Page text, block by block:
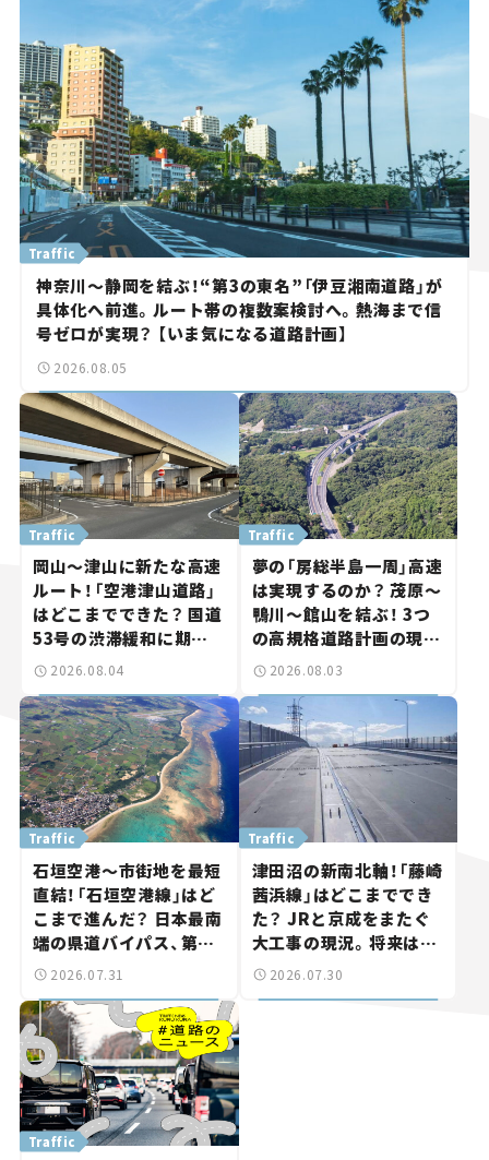
Traffic
神奈川～静岡を結ぶ！“第3の東名”「伊豆湘南道路」が
具体化へ前進。ルート帯の複数案検討へ。熱海まで信
号ゼロが実現？ 【いま気になる道路計画】
2026.08.05
Traffic
岡山～津山に新たな高速
ルート！「空港津山道路」
はどこまでできた？ 国道
53号の渋滞緩和に期待。
岡山市側でも動きが【い
2026.08.04
Traffic
夢の「房総半島一周」高速
は実現するのか？ 茂原～
鴨川～館山を結ぶ！ 3つ
の高規格道路計画の現
状。「館山鴨川道路」で検
路計画】
2026.08.03
Traffic
石垣空港～市街地を最短
直結！「石垣空港線」はど
こまで進んだ？ 日本最南
端の県道バイパス、第2
工区も延伸開通 【いま気
2026.07.31
Traffic
津田沼の新南北軸！「藤崎
茜浜線」はどこまででき
た？ JRと京成をまたぐ
大工事の現況。将来は
「習志野～鎌ケ谷」を最短
2026.07.30
Traffic